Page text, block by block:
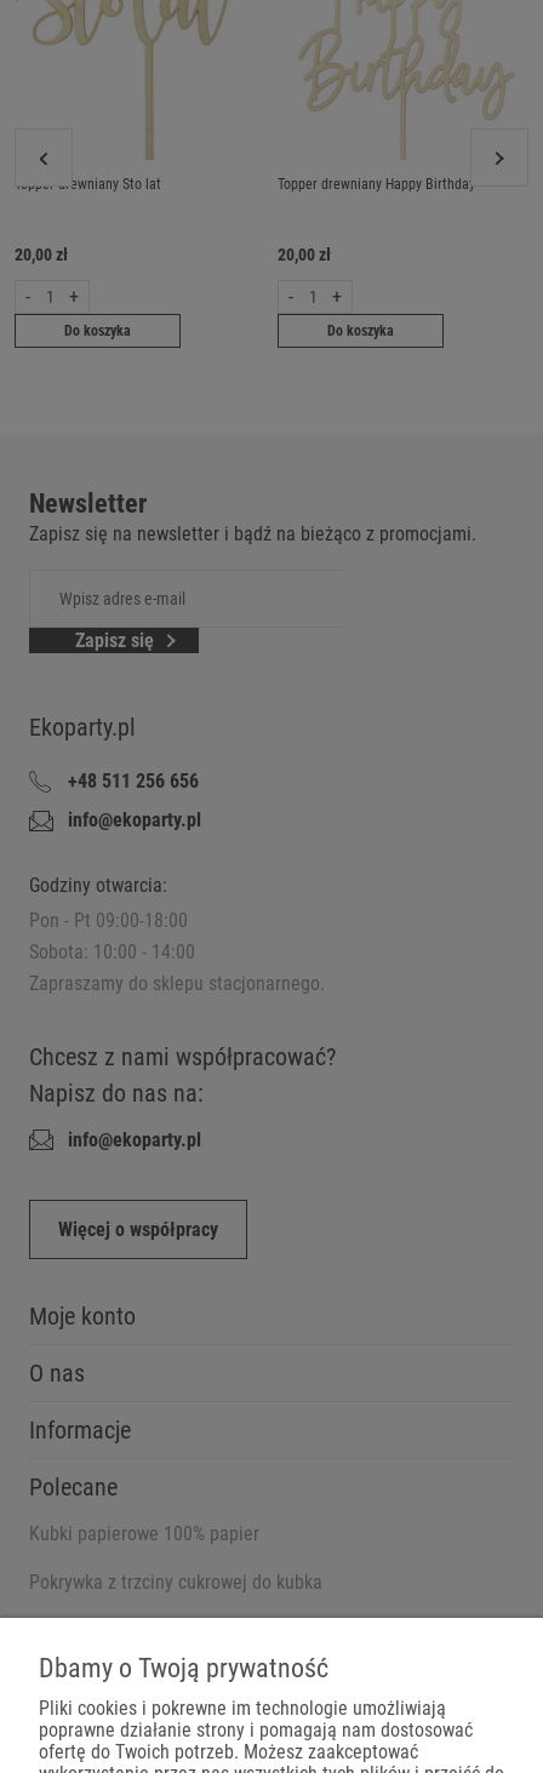
Topper drewniany Sto lat
20,00 zł
- +
Do koszyka
Topper drewniany Happy Birthday
20,00 zł
- +
Do koszyka
Newsletter
Zapisz się na newsletter i bądź na bieżąco z promocjami.
Zapisz się
Ekoparty.pl
+48 511 256 656
info@ekoparty.pl
Godziny otwarcia:
Pon - Pt 09:00-18:00
Sobota: 10:00 - 14:00
Zapraszamy do sklepu stacjonarnego.
Chcesz z nami współpracować?
Napisz do nas na:
info@ekoparty.pl
Więcej o współpracy
Moje konto
O nas
Informacje
Polecane
Kubki papierowe 100% papier
Pokrywka z trzciny cukrowej do kubka
Płatności
Dbamy o Twoją prywatność
Pliki cookies i pokrewne im technologie umożliwiają
poprawne działanie strony i pomagają nam dostosować
ofertę do Twoich potrzeb. Możesz zaakceptować